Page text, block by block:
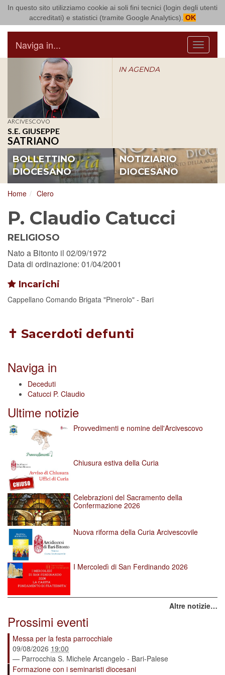
In questo sito utilizziamo cookie ai soli fini tecnici (login degli utenti
accreditati) e statistici (tramite Google Analytics). OK
Arcidiocesi di Bari Bitonto
Menu
Naviga in...
ARCIVESCOVO
S.E. GIUSEPPE
SATRIANO
IN AGENDA
BOLLETTINO
DIOCESANO
NOTIZIARIO
DIOCESANO
Home Clero
P. Claudio Catucci
RELIGIOSO
Nato a Bitonto il 02/09/1972
Data di ordinazione: 01/04/2001
Incarichi
Cappellano Comando Brigata "Pinerolo" - Bari
✝ Sacerdoti defunti
Naviga in
Deceduti
Catucci P. Claudio
Ultime notizie
Provvedimenti e nomine dell'Arcivescovo
Chiusura estiva della Curia
Celebrazioni del Sacramento della
Confermazione 2026
Nuova riforma della Curia Arcivescovile
I Mercoledì di San Ferdinando 2026
Altre notizie…
Prossimi eventi
Messa per la festa parrocchiale
09/08/2026 19:00
— Parrocchia S. Michele Arcangelo - Bari-Palese
Formazione con i seminaristi diocesani